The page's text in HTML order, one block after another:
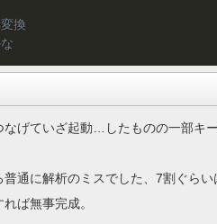
換
なげていざ起動…したものの一部キ
通に解析のミスでした、7割ぐら
ば無事完成。